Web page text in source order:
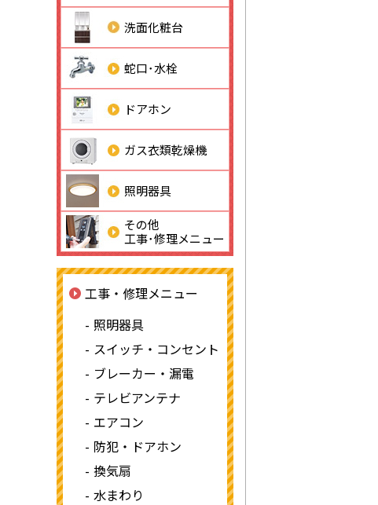
洗面化粧台
蛇口･水栓
ドアホン
ガス衣類乾燥機
照明器具
その他
工事･修理メニュー
工事・修理メニュー
照明器具
スイッチ・コンセント
ブレーカー・漏電
テレビアンテナ
エアコン
防犯・ドアホン
換気扇
水まわり